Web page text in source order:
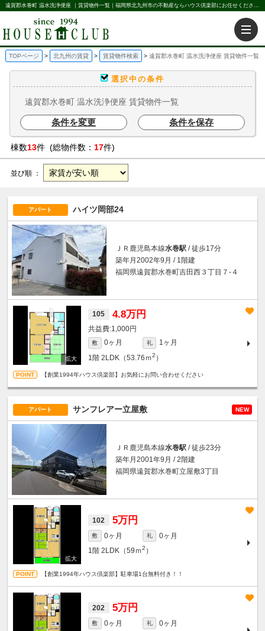
遠賀郡水巻町 温水洗浄便座 ｜賃貸物件一覧｜福岡県北九州市の不動産ならハウス倶楽部にお任せください。北九州の賃貸・売買・不動産買取などを不動産に関することならなんでもお任せ。
TOPページ 北九州の賃貸 賃貸物件検索 遠賀郡水巻町 温水洗浄便座 賃貸物件一覧
選択中の条件
遠賀郡水巻町 温水洗浄便座 賃貸物件一覧
条件を変更 条件を保存
棟数13件 (総物件数： 17件)
並び順 ：
アパート ハイツ岡部24
ＪＲ鹿児島本線水巻駅 / 徒歩17分
築年月2002年9月 / 1階建
福岡県遠賀郡水巻町吉田西３丁目７-４
105 4.8万円
1,000円
敷 0ヶ月 礼
1ヶ月
1階 2LDK（53.76ｍ2 ）
【創業1994年ハウス倶楽部】お気軽にお問い合わせください
アパート サンフレアー立屋敷 NEW
ＪＲ鹿児島本線水巻駅 / 徒歩23分
築年月2001年9月 / 2階建
福岡県遠賀郡水巻町立屋敷3丁目
102 5万円
敷 0ヶ月 礼
0ヶ月
1階 2LDK（59ｍ2 ）
【創業1994年ハウス倶楽部】駐車場1台無料付き！！
202 5万円
敷 0ヶ月 礼
0ヶ月